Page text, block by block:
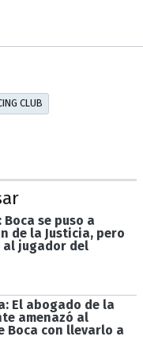
CLUB
Boca se puso a
de la Justicia, pero
jugador del
El abogado de la
amenazó al
Boca con llevarlo a